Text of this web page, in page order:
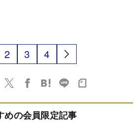
2 3 4
めの会員限定記事